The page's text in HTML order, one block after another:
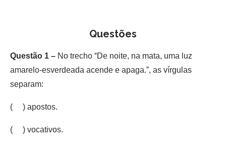
Questões
Questão 1 – No trecho “De noite, na mata, uma luz
amarelo-esverdeada acende e apaga.”, as vírgulas
separam:
( ) apostos.
( ) vocativos.